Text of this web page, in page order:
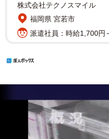
株式会社テクノスマイル
福岡県 宮若市
派遣社員：時給1,700円